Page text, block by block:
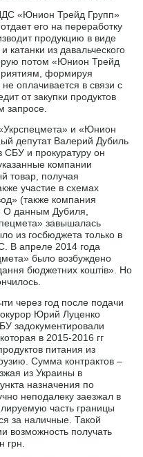
«Юнион Трейд Групп»
его на переработку
продукцию в виде
из давальческого
потом «Юнион Трейд
формируя
оплачивается в связи с
от закупки продуктов
запросе.
и «Юнион
депутат Валерий Дубиль
СБУ и прокуратуру он
компании
товар, получая
участие в схемах
(также компания
О данным Дубиля,
завышалась
из госбюджета только в
В апреле 2014 года
было возбуждено
бюджетних коштів». Но
через год после подачи
Юрий Луценко
задокументировали
в 2015-2016 гг
питания из
Сумма контрактов –
из Украины в
назначения по
неподалеку заезжал в
часть границы
за наличные. Такой
возможность получать
грн.